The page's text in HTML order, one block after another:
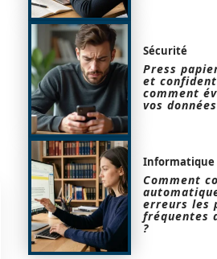
Sécurité
Press
et
comment
vos
Informatique
Comment
erreurs les
fréquentes
?